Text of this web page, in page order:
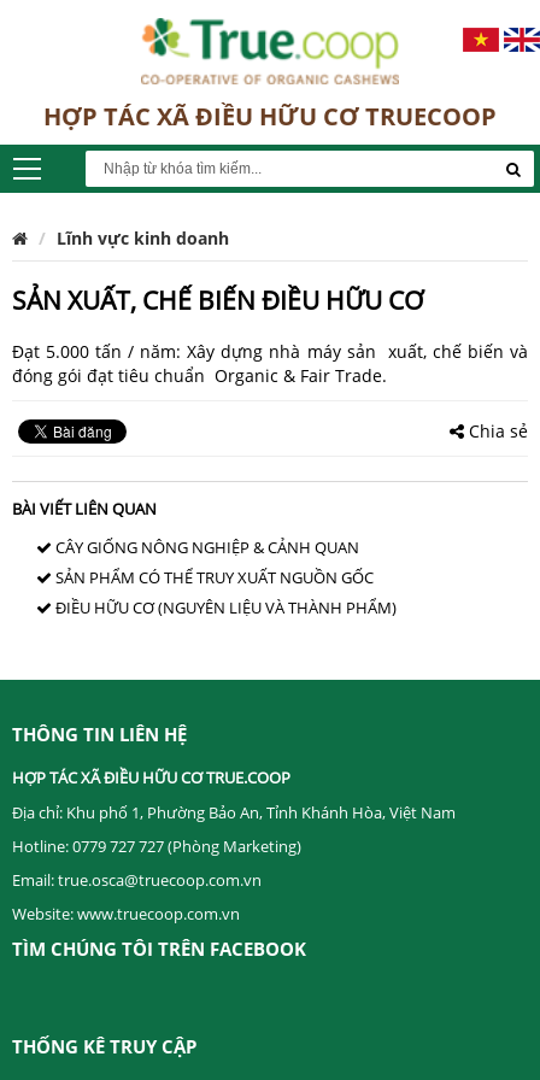
HỢP TÁC XÃ ĐIỀU HỮU CƠ TRUECOOP
Lĩnh vực kinh doanh
SẢN XUẤT, CHẾ BIẾN ĐIỀU HỮU CƠ
Đạt 5.000 tấn / năm: Xây dựng nhà máy sản xuất, chế biến và
đóng gói đạt tiêu chuẩn Organic & Fair Trade.
Chia sẻ
BÀI VIẾT LIÊN QUAN
CÂY GIỐNG NÔNG NGHIỆP & CẢNH QUAN
SẢN PHẨM CÓ THỂ TRUY XUẤT NGUỒN GỐC
ĐIỀU HỮU CƠ (NGUYÊN LIỆU VÀ THÀNH PHẨM)
THÔNG TIN LIÊN HỆ
HỢP TÁC XÃ ĐIỀU HỮU CƠ TRUE.COOP ​
Địa chỉ: Khu phố 1, Phường Bảo An, Tỉnh Khánh Hòa, Việt Nam
Hotline: 0779 727 727 (Phòng Marketing)
Email: true.osca@truecoop.com.vn
Website: www.truecoop.com.vn
TÌM CHÚNG TÔI TRÊN FACEBOOK
THỐNG KÊ TRUY CẬP